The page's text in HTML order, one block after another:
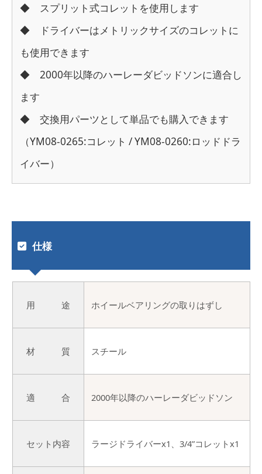
◆ スプリット式コレットを使用します
◆ ドライバーはメトリックサイズのコレットに
も使用できます
◆ 2000年以降のハーレーダビッドソンに適合し
ます
◆ 交換用パーツとして単品でも購入できます
（YM08-0265:コレット / YM08-0260:ロッドドラ
イバー）
仕様
用 途 ホイールベアリングの取りはずし
材 質 スチール
適 合 2000年以降のハーレーダビッドソン
セット内容 ラージドライバーx1、3/4”コレットx1